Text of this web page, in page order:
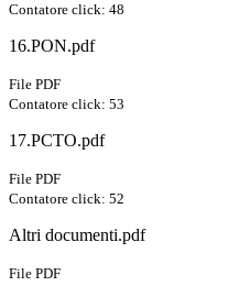
Contatore click: 48
16.PON.pdf
File PDF
Contatore click: 53
17.PCTO.pdf
File PDF
Contatore click: 52
Altri documenti.pdf
File PDF